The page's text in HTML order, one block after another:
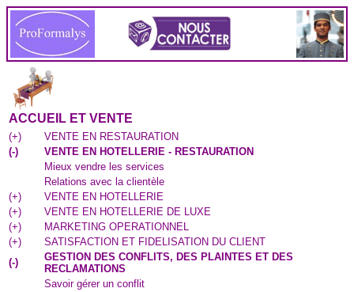
ACCUEIL ET VENTE
(+)
VENTE EN RESTAURATION
(-)
VENTE EN HOTELLERIE - RESTAURATION
Mieux vendre les services
Relations avec la clientèle
(+)
VENTE EN HOTELLERIE
(+)
VENTE EN HOTELLERIE DE LUXE
(+)
MARKETING OPERATIONNEL
(+)
SATISFACTION ET FIDELISATION DU CLIENT
(-)
GESTION DES CONFLITS, DES PLAINTES ET DES
RECLAMATIONS
Savoir gérer un conflit